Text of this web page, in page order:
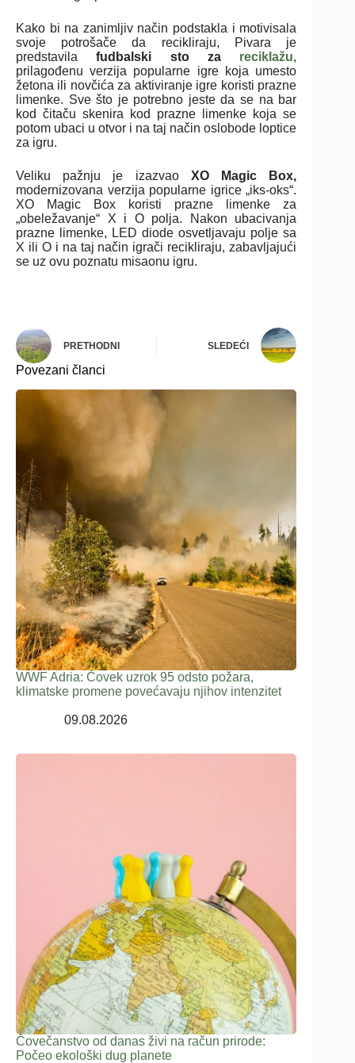
Kako bi na zanimljiv način podstakla i motivisala
svoje potrošače da recikliraju, Pivara je
predstavilafudbalski sto za reciklažu,
prilagođenu verzija popularne igre koja umesto
žetona ili novčića za aktiviranje igre koristi prazne
limenke. Sve što je potrebno jeste da se na bar
kod čitaču skenira kod prazne limenke koja se
potom ubaci u otvor i na taj način oslobode loptice
za igru.
Veliku pažnju je izazvao XO Magic Box,
modernizovana verzija popularne igrice „iks-oks“.
XO Magic Box koristi prazne limenke za
„obeležavanje“ X i O polja. Nakon ubacivanja
prazne limenke, LED diode osvetljavaju polje sa
X ili O i na taj način igrači recikliraju, zabavljajući
se uz ovu poznatu misaonu igru.
PRETHODNI SLEDEĆI
Povezani članci
WWF Adria: Čovek uzrok 95 odsto požara,
klimatske promene povećavaju njihov intenzitet
09.08.2026
Čovečanstvo od danas živi na račun prirode:
Počeo ekološki dug planete